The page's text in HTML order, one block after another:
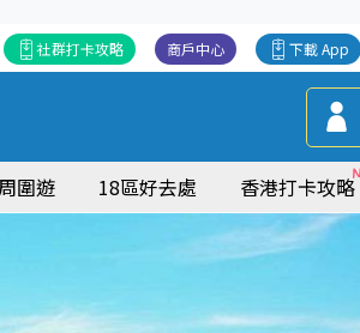
下載 App
商戶中心
社群打卡攻略
圍遊 18區好去處 香港打卡攻略